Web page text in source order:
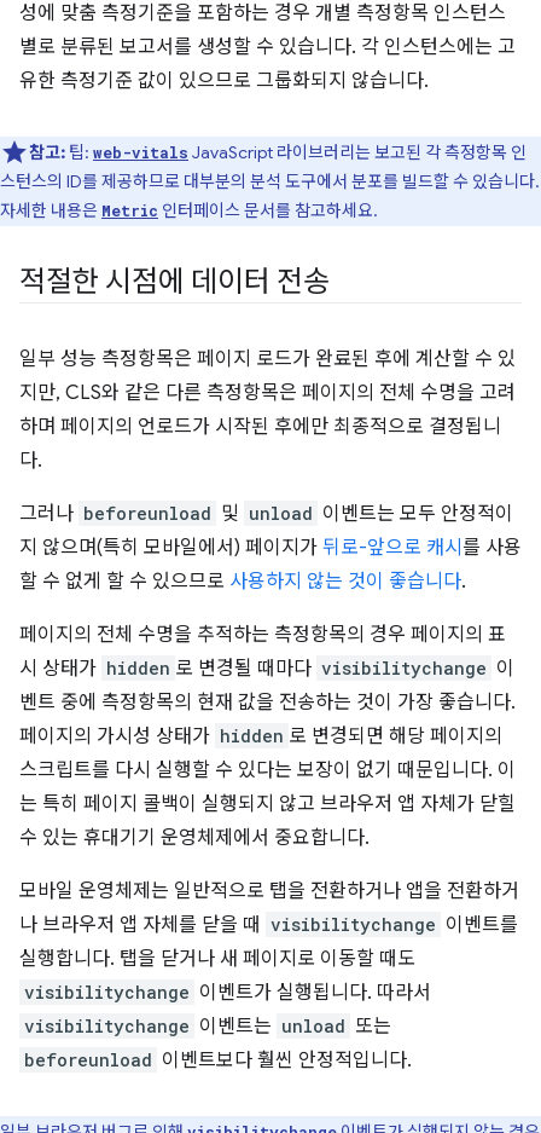
성에 맞춤 측정기준을 포함하는 경우 개별 측정항목 인스턴스
별로 분류된 보고서를 생성할 수 있습니다. 각 인스턴스에는 고
유한 측정기준 값이 있으므로 그룹화되지 않습니다.
참고: 팁: web-vitals JavaScript 라이브러리는 보고된 각 측정항목 인
스턴스의 ID를 제공하므로 대부분의 분석 도구에서 분포를 빌드할 수 있습니다.
자세한 내용은 Metric 인터페이스 문서를 참고하세요.
적절한 시점에 데이터 전송
일부 성능 측정항목은 페이지 로드가 완료된 후에 계산할 수 있
지만, CLS와 같은 다른 측정항목은 페이지의 전체 수명을 고려
하며 페이지의 언로드가 시작된 후에만 최종적으로 결정됩니
다.
그러나 beforeunload 및 unload 이벤트는 모두 안정적이
지 않으며(특히 모바일에서) 페이지가 뒤로-앞으로 캐시 를 사용
할 수 없게 할 수 있으므로 사용하지 않는 것이 좋습니다.
페이지의 전체 수명을 추적하는 측정항목의 경우 페이지의 표
시 상태가 hidden 로 변경될 때마다 visibilitychange 이
벤트 중에 측정항목의 현재 값을 전송하는 것이 가장 좋습니다.
페이지의 가시성 상태가 hidden 로 변경되면 해당 페이지의
스크립트를 다시 실행할 수 있다는 보장이 없기 때문입니다. 이
는 특히 페이지 콜백이 실행되지 않고 브라우저 앱 자체가 닫힐
수 있는 휴대기기 운영체제에서 중요합니다.
모바일 운영체제는 일반적으로 탭을 전환하거나 앱을 전환하거
나 브라우저 앱 자체를 닫을 때 visibilitychange 이벤트를
실행합니다. 탭을 닫거나 새 페이지로 이동할 때도
visibilitychange 이벤트가 실행됩니다. 따라서
visibilitychange 이벤트는 unload 또는
beforeunload 이벤트보다 훨씬 안정적입니다.